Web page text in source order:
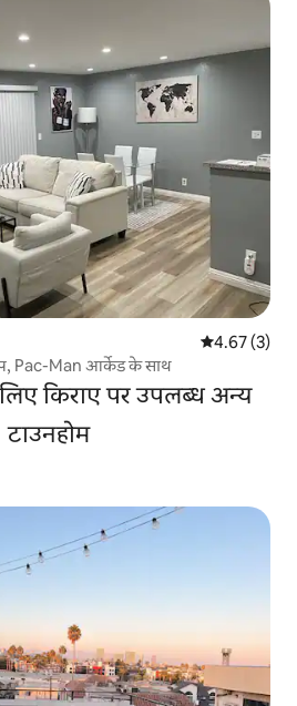
औसत रेटिंग 5 में
4.67 (3)
Pac-Man आर्केड के साथ
किराए पर उपलब्ध अन्य
टाउनहोम